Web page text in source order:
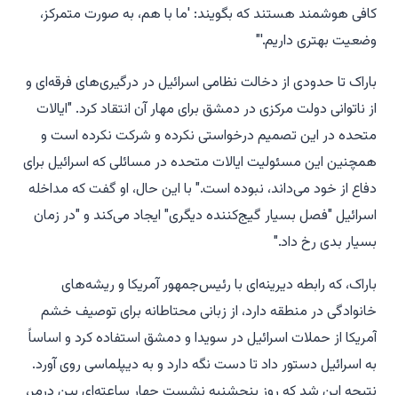
کافی هوشمند هستند که بگویند: 'ما با هم، به صورت متمرکز،
وضعیت بهتری داریم.'"
باراک تا حدودی از دخالت نظامی اسرائیل در درگیری‌های فرقه‌ای و
از ناتوانی دولت مرکزی در دمشق برای مهار آن انتقاد کرد. "ایالات
متحده در این تصمیم درخواستی نکرده و شرکت نکرده است و
همچنین این مسئولیت ایالات متحده در مسائلی که اسرائیل برای
دفاع از خود می‌داند، نبوده است." با این حال، او گفت که مداخله
اسرائیل "فصل بسیار گیج‌کننده دیگری" ایجاد می‌کند و "در زمان
بسیار بدی رخ داد."
باراک، که رابطه دیرینه‌ای با رئیس‌جمهور آمریکا و ریشه‌های
خانوادگی در منطقه دارد، از زبانی محتاطانه برای توصیف خشم
آمریکا از حملات اسرائیل در سویدا و دمشق استفاده کرد و اساساً
به اسرائیل دستور داد تا دست نگه دارد و به دیپلماسی روی آورد.